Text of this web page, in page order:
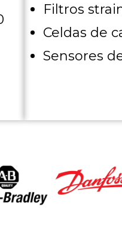
Filtros
Celdas de
Sensores